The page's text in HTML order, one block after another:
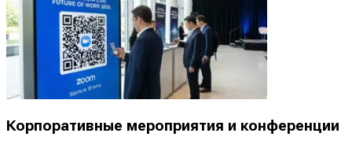
Корпоративные мероприятия и конференции